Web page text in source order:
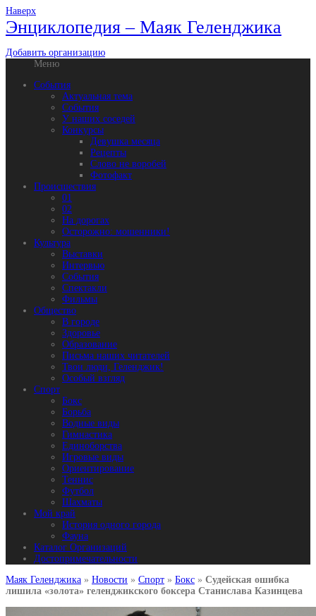
Наверх
Энциклопедия – Маяк Геленджика
Добавить организацию
Меню
События
Актуальная тема
События
У наших соседей
Конкурсы
Девушка месяца
Рецепты
Слово не воробей
Фотофакт
Происшествия
01
02
На дорогах
Осторожно: мошенники!
Культура
Выставки
Интервью
События
Спектакли
Фильмы
Общество
В городе
Здоровье
Образование
Письма наших читателей
Твои люди, Геленджик!
Особый взгляд
Спорт
Бокс
Борьба
Водные виды
Гимнастика
Единоборства
Игровые виды
Ориентирование
Теннис
Футбол
Шахматы
Мой край
История одного города
Фауна
Каталог Организаций
Достопримечательности
Маяк Геленджика » Новости » Спорт » Бокс » Судейская ошибка
лишила «золота» геленджикского боксера Станислава Казинцева